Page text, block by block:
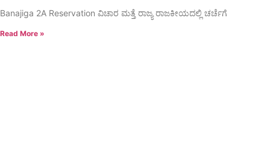
Banajiga 2A Reservation ವಿಚಾರ ಮತ್ತೆ ರಾಜ್ಯ ರಾಜಕೀಯದಲ್ಲಿ ಚರ್ಚೆಗೆ
Read More »